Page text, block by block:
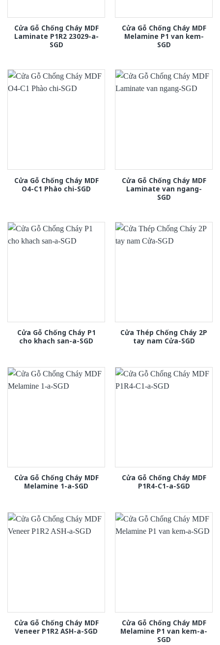
Cửa Gỗ Chống Cháy MDF
Laminate P1R2 23029-a-
SGD
Cửa Gỗ Chống Cháy MDF
Melamine P1 van kem-
SGD
Cửa Gỗ Chống Cháy MDF
O4-C1 Phào chi-SGD
Cửa Gỗ Chống Cháy MDF
Laminate van ngang-
SGD
Cửa Gỗ Chống Cháy P1
cho khach san-a-SGD
Cửa Thép Chống Cháy 2P
tay nam Cửa-SGD
Cửa Gỗ Chống Cháy MDF
Melamine 1-a-SGD
Cửa Gỗ Chống Cháy MDF
P1R4-C1-a-SGD
Cửa Gỗ Chống Cháy MDF
Veneer P1R2 ASH-a-SGD
Cửa Gỗ Chống Cháy MDF
Melamine P1 van kem-a-
SGD